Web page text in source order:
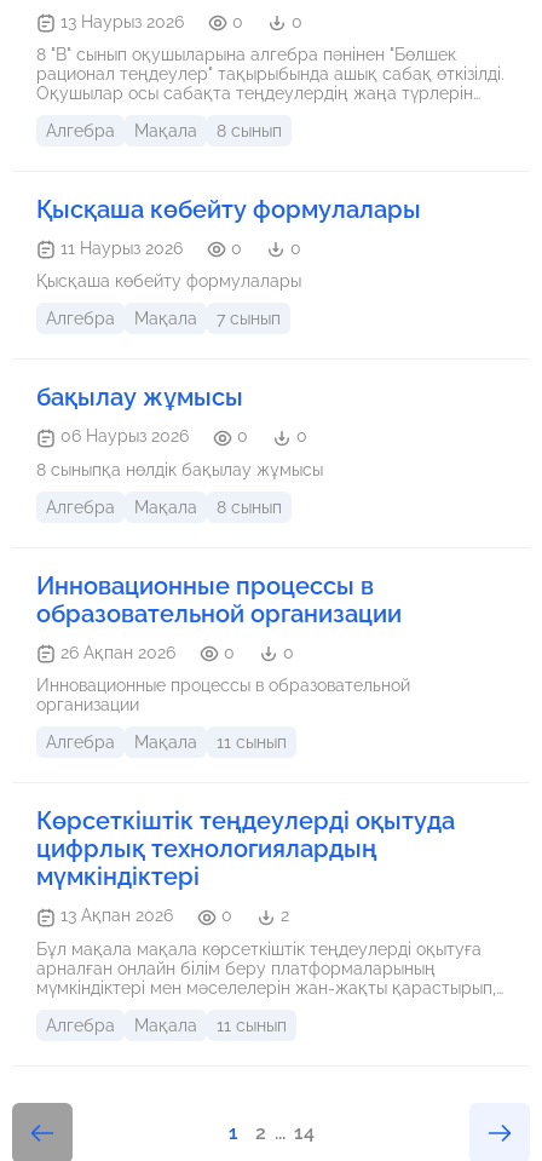
13 Наурыз 2026 0
0
8 "В" сынып оқушыларына алгебра пәнінен "Бөлшек
рационал теңдеулер" тақырыбында ашық сабақ өткізілді.
Оқушылар осы сабақта теңдеулердің жаңа түрлерін
қолданылды.
Алгебра Мақала 8 сынып
Қысқаша көбейту формулалары
11 Наурыз 2026 0
0
Қысқаша көбейту формулалары
Алгебра
Мақала 7 сынып
бақылау жұмысы
06 Наурыз 2026 0
0
8 сыныпқа нөлдік бақылау жұмысы
Алгебра
Мақала 8 сынып
Инновационные процессы в
образовательной организации
26 Ақпан 2026 0
0
Инновационные процессы в образовательной
организации
Алгебра
Мақала 11 сынып
Көрсеткіштік теңдеулерді оқытуда
цифрлық технологиялардың
мүмкіндіктері
13 Ақпан 2026 0
2
Бұл мақала мақала көрсеткіштік теңдеулерді оқытуға
арналған онлайн білім беру платформаларының
мүмкіндіктері мен мәселелерін жан-жақты қарастырып,
тәсілдерді анықтауға бағытталған.
Алгебра Мақала 11 сынып
1 2 ... 14